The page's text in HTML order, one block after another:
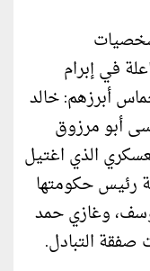
في إبرام
أبرزهم: خالد
أبو مرزوق
الذي اغتيل
رئيس حكومتها
وغازي حمد
صفقة التبادل.